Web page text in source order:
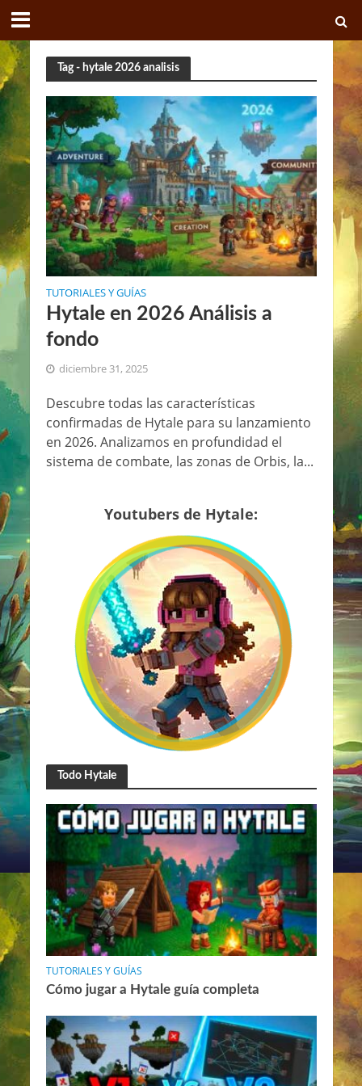
Tag - hytale 2026 analisis
TUTORIALES Y GUÍAS
Hytale en 2026 Análisis a
fondo
diciembre 31, 2025
Descubre todas las características
confirmadas de Hytale para su lanzamiento
en 2026. Analizamos en profundidad el
sistema de combate, las zonas de Orbis, la...
Youtubers de Hytale:
Todo Hytale
TUTORIALES Y GUÍAS
Cómo jugar a Hytale guía completa